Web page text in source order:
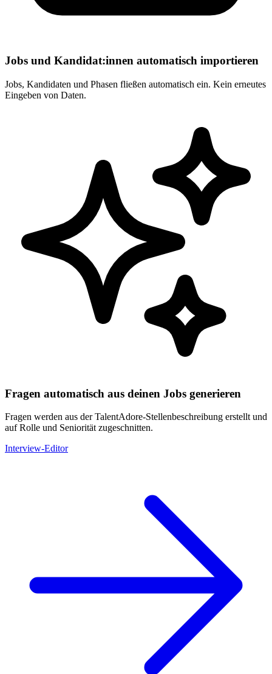
Jobs und Kandidat:innen automatisch importieren
Jobs, Kandidaten und Phasen fließen automatisch ein. Kein erneutes
Eingeben von Daten.
Fragen automatisch aus deinen Jobs generieren
Fragen werden aus der TalentAdore-Stellenbeschreibung erstellt und
auf Rolle und Seniorität zugeschnitten.
Interview-Editor